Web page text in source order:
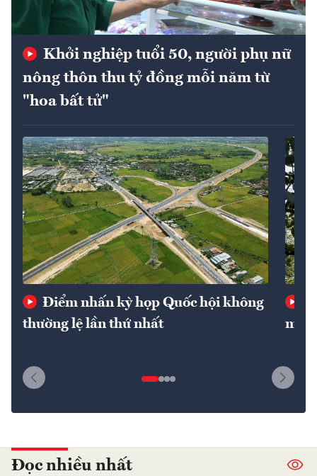
Khởi nghiệp tuổi 50, người phụ nữ
nông thôn thu tỷ đồng mỗi năm từ
"hoa bất tử"
Điểm nhấn kỳ họp Quốc hội không
thường lệ lần thứ nhất
mốc
Đọc nhiều nhất